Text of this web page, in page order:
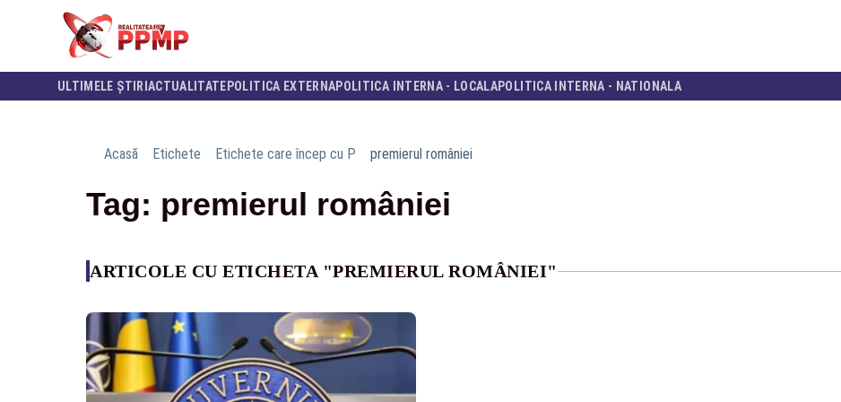
ULTIMELE ȘTIRI ACTUALITATE POLITICA EXTERNAPOLITICA INTERNA - LOCALAPOLITICA INTERNA - NATIONALA
Acasă Etichete Etichete care încep cu P premierul româniei
Tag: premierul româniei
ARTICOLE CU ETICHETA "PREMIERUL ROMÂNIEI"